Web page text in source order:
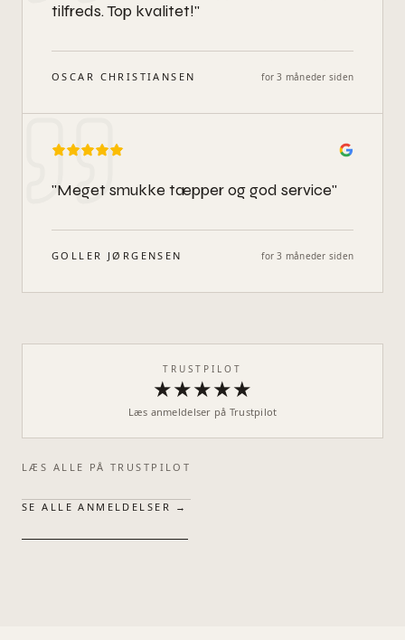
tilfreds. Top kvalitet!"
OSCAR CHRISTIANSEN for 3 måneder siden
"Meget smukke tæpper og god service"
GOLLER JØRGENSEN for 3 måneder siden
TRUSTPILOT
★★★★★
Læs anmeldelser på Trustpilot
LÆS ALLE PÅ TRUSTPILOT
SE ALLE ANMELDELSER →